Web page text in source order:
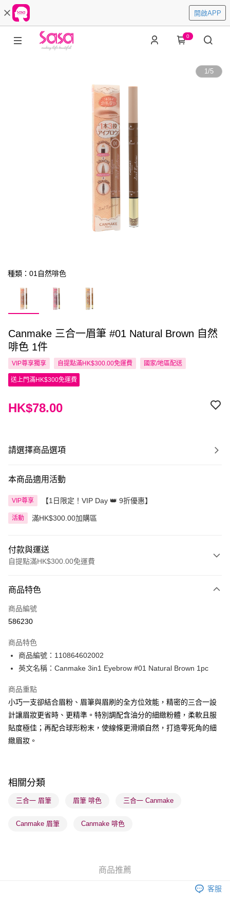
開啟APP
0
1/5
種類：01自然啡色
Canmake 三合一眉筆 #01 Natural Brown 自然
啡色 1件
VIP尊享獨享 自提點滿HK$300.00免運費 國家/地區配送
送上門滿HK$300免運費
HK$78.00
請選擇商品選項
本商品適用活動
VIP尊享 【1日限定！VIP Day 👑 9折優惠】
活動 滿HK$300.00加購區
付款與運送
自提點滿HK$300.00免運費
信用卡
Apple Pay
PayMe
WeChat Pay
BoC Pay
送貨方式
順豐自助櫃 - 確認發貨後1-3個工作天送達
每筆HK$65.00，滿HK$300.00或以上免運費
每筆HK$65.00，滿HK$300.00或以上免運費
確認發貨後1-3 工作天送達，訂單將隨機分配至SF順豐速運或京東
每筆HK$65.00，滿HK$300.00或以上免運費
每筆HK$20.00，滿HK$100.00或以上免運費
(澳門門市) 只顯示可選門市。確認發貨後2-5個工作天到店，3天內
商品特色
商品編號
586230
商品特色
商品編號：110864602002
英文名稱：Canmake 3in1 Eyebrow #01 Natural Brown 1pc
商品重點
小巧一支卻結合眉粉、眉筆與眉刷的全方位效能，精密的三合一設
計讓眉妝更省時、更精準。特別調配含油分的細緻粉體，柔軟且服
貼度極佳；再配合球形粉末，使線條更滑順自然，打造零死角的細
緻眉妝。
相關分類
三合一 眉筆 眉筆 啡色 三合一 Canmake
Canmake 眉筆 Canmake 啡色
商品推薦
客服